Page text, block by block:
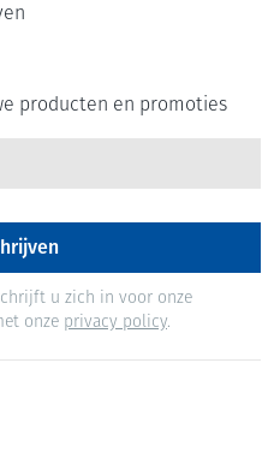
producten en promoties
u zich in voor onze
onze privacy policy.